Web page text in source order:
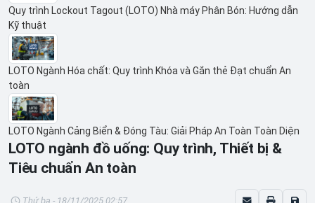
Quy trình Lockout Tagout (LOTO) Nhà máy Phân Bón: Hướng dẫn
Kỹ thuật
LOTO Ngành Hóa chất: Quy trình Khóa và Gắn thẻ Đạt chuẩn An
toàn
LOTO Ngành Cảng Biển & Đóng Tàu: Giải Pháp An Toàn Toàn Diện
LOTO ngành đồ uống: Quy trình, Thiết bị &
Tiêu chuẩn An toàn
Thứ ba - 18/11/2025 02:57